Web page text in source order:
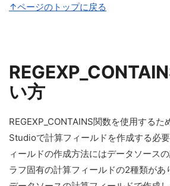
↑ページのトップに戻る
い方
REGEXP_CONTAINS関数を使用する
Studioで計算フィールドを作成する必
ィールドの作成方法にはデータソース
ラフ固有の計算フィールドの2種類があ